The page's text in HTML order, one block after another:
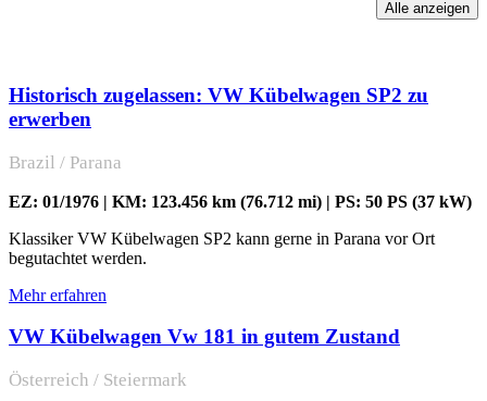
Historisch zugelassen: VW Kübelwagen SP2 zu
erwerben
Brazil / Parana
EZ: 01/1976 | KM: 123.456 km (76.712 mi) | PS: 50 PS (37 kW)
Klassiker VW Kübelwagen SP2 kann gerne in Parana vor Ort
begutachtet werden.
Mehr erfahren
VW Kübelwagen Vw 181 in gutem Zustand
Österreich / Steiermark